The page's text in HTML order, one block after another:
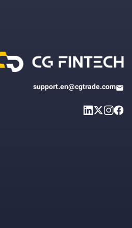
support.en@cgtrade.com